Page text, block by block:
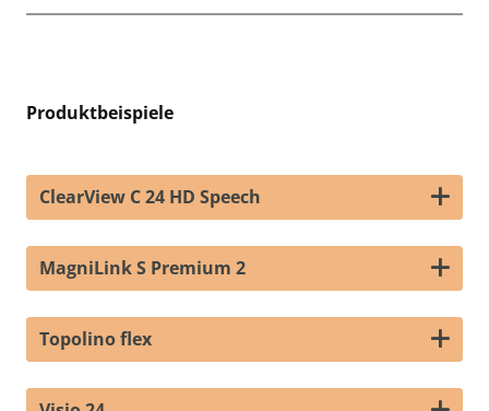
Produktbeispiele
ClearView C 24 HD Speech
MagniLink S Premium 2
Topolino flex